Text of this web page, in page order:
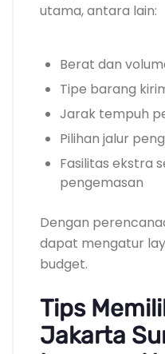
utama, antara lain:
Berat dan
Tipe barang
Jarak tempuh
Pilihan jalur
Fasilitas ekstra
pengemasan
Dengan
dapat mengatur
budget.
Tips
Jakarta